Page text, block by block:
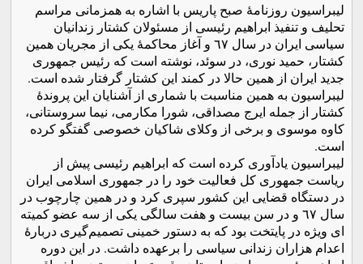
لیبراسیون روزنامۀ صبح پاریس با اشاره به همزمانی مراسم
تحلیف و تنفیذ ابراهیم رئیسی از مسئولان کشتار زندانیان
سیاسی ایران در سال ٦٧ و آغاز محاکمۀ یکی از مجریان همین
کشتار، حمید نوری، در سوئد، نوشته است که رئیس جمهوری
جدید ایران از همین حالا در کمند این کشتار گرفتار شده است.
لیبراسیون به همین مناسبت با شماری از آشنایان این پروندۀ
کشتار از جمله ایرج مصداقی، شورا مکارمی، نیما سروستانی،
کاوه موسوی و برخی از وکلای شاکیان خصوصی گفتگو کرده
است.
لیبراسیون یادآوری کرده است که ابراهیم رئیسی پیش از
ریاست جمهوری کل فعالیت خود را در جمهوری اسلامی ایران
در دستگاه قضایی این کشور سپری کرد و در همین چارچوب در
سال ٦٧ و در سن بیست و هفت سالگی یکی از سه عضو کمیته
ای ویژه در پایتخت بود که به دستور خمینی تصمیم‌گیری دربارۀ
اعدام هزاران زندانی سیاسی را برعهده داشت. در این دوره